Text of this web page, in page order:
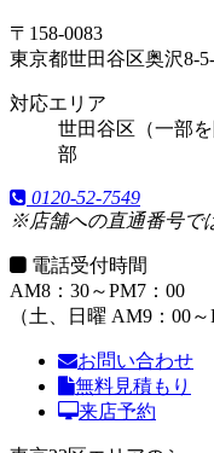
〒158-0083
東京都世田谷区奥沢8-
対応エリア
世田谷区（一部
部
0120-52-7549
※店舗への直通番号で
電話受付時間
AM8：30～PM7：00
（土、日曜 AM9：00～
お問い合わせ
無料見積もり
来店予約